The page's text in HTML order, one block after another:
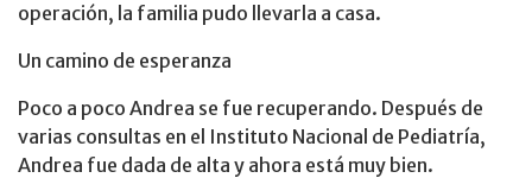
operación, la familia pudo llevarla a casa.
Un camino de esperanza
Poco a poco Andrea se fue recuperando. Después de
varias consultas en el Instituto Nacional de Pediatría,
Andrea fue dada de alta y ahora está muy bien.